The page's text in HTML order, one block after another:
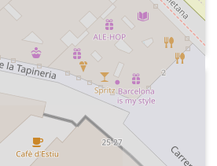
de l'entrenador de la selecció
espanyola de futbol , Luis de
creades amb intel·ligència
generativa. Presentació del
amb la imitació de Manolo
"Speed"
COPE - Herrera en COPE
de la secció humorística "El
amb el Grupo Risa.